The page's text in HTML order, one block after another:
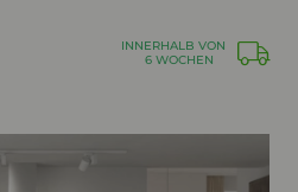
INNERHALB VON
6 WOCHEN